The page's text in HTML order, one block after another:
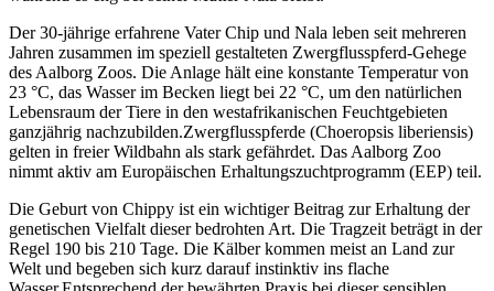
Der 30-jährige erfahrene Vater Chip und Nala leben seit mehreren
Jahren zusammen im speziell gestalteten Zwergflusspferd-Gehege
des Aalborg Zoos. Die Anlage hält eine konstante Temperatur von
23 °C, das Wasser im Becken liegt bei 22 °C, um den natürlichen
Lebensraum der Tiere in den westafrikanischen Feuchtgebieten
ganzjährig nachzubilden.Zwergflusspferde (Choeropsis liberiensis)
gelten in freier Wildbahn als stark gefährdet. Das Aalborg Zoo
nimmt aktiv am Europäischen Erhaltungszuchtprogramm (EEP) teil.
Die Geburt von Chippy ist ein wichtiger Beitrag zur Erhaltung der
genetischen Vielfalt dieser bedrohten Art. Die Tragzeit beträgt in der
Regel 190 bis 210 Tage. Die Kälber kommen meist an Land zur
Welt und begeben sich kurz darauf instinktiv ins flache